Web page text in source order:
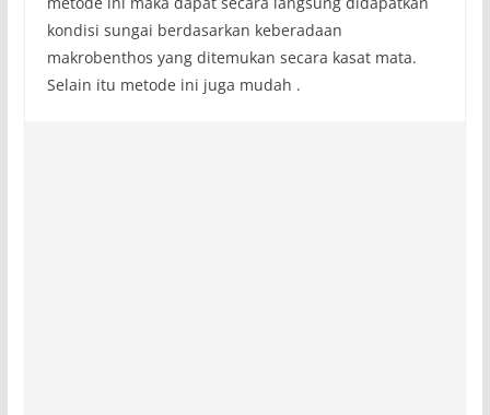
kondisi sungai berdasarkan keberadaan
makrobenthos yang ditemukan secara kasat mata.
Selain itu metode ini juga mudah .